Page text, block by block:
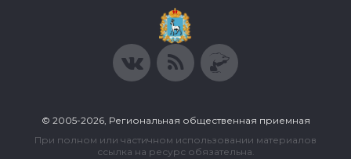
© 2005-2026, Региональная общественная приемная
При полном или частичном использовании материалов
ссылка на ресурс обязательна.